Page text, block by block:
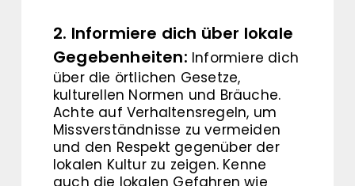
2. Informiere dich über lokale
Gegebenheiten: Informiere dich
über die örtlichen Gesetze,
kulturellen Normen und Bräuche.
Achte auf Verhaltensregeln, um
Missverständnisse zu vermeiden
und den Respekt gegenüber der
lokalen Kultur zu zeigen. Kenne